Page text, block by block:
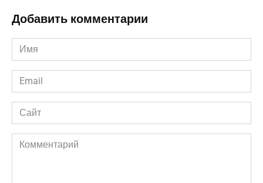
Добавить комментарии
Имя
*
Email
*
Сайт
Комментарий